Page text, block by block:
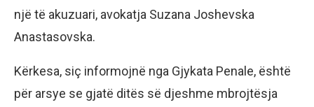
një të akuzuari, avokatja Suzana Joshevska
Anastasovska.
Kërkesa, siç informojnë nga Gjykata Penale, është
për arsye se gjatë ditës së djeshme mbrojtësja